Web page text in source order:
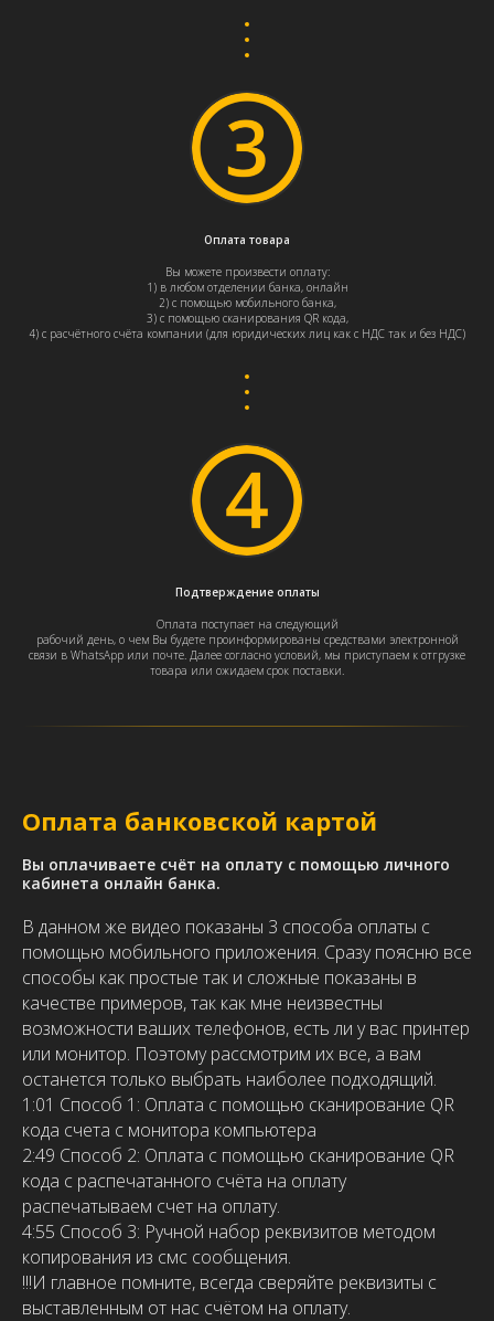
Оплата товара
Вы можете произвести оплату:
1) в любом отделении банка, онлайн
2) с помощью мобильного банка,
3) с помощью сканирования QR кода,
4) с расчётного счёта компании (для юридических лиц как с НДС так и без НДС)
Подтверждение оплаты
Оплата поступает на следующий
рабочий день, о чем Вы будете проинформированы средствами электронной
связи в WhatsApp или почте. Далее согласно условий, мы приступаем к отгрузке
товара или ожидаем срок поставки.
Оплата банковской картой
Вы оплачиваете счёт на оплату с помощью личного
кабинета онлайн банка.
В данном же видео показаны 3 способа оплаты с
помощью мобильного приложения. Сразу поясню все
способы как простые так и сложные показаны в
качестве примеров, так как мне неизвестны
возможности ваших телефонов, есть ли у вас принтер
или монитор. Поэтому рассмотрим их все, а вам
останется только выбрать наиболее подходящий.
1:01 Способ 1: Оплата с помощью сканирование QR
кода счета с монитора компьютера
2:49 Способ 2: Оплата с помощью сканирование QR
кода с распечатанного счёта на оплату
распечатываем счет на оплату.
4:55 Способ 3: Ручной набор реквизитов методом
копирования из смс сообщения.
!!!И главное помните, всегда сверяйте реквизиты с
выставленным от нас счётом на оплату.